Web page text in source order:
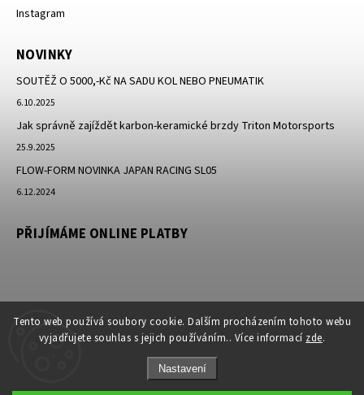
Tento web používá soubory cookie. Dalším procházením tohoto webu
vyjadřujete souhlas s jejich používáním.. Více informací zde.
Nastavení
Instagram
NOVINKY
SOUTĚŽ O 5000,-Kč NA SADU KOL NEBO PNEUMATIK
6.10.2025
Jak správně zajíždět karbon-keramické brzdy Triton Motorsports
25.9.2025
FLOW-FORM NOVINKA JAPAN RACING SL05
6.12.2024
PŘIJÍMÁME ONLINE PLATBY